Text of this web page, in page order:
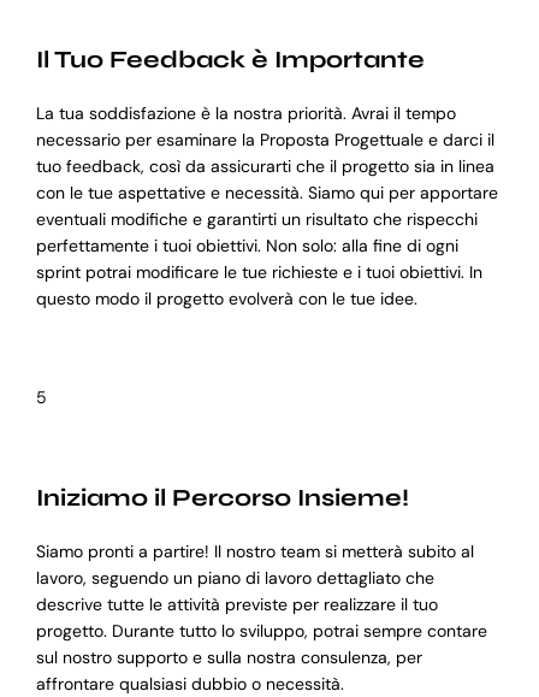
Il Tuo Feedback è Importante
La tua soddisfazione è la nostra priorità. Avrai il tempo
necessario per esaminare la Proposta Progettuale e darci il
tuo feedback, così da assicurarti che il progetto sia in linea
con le tue aspettative e necessità. Siamo qui per apportare
eventuali modifiche e garantirti un risultato che rispecchi
perfettamente i tuoi obiettivi. Non solo: alla fine di ogni
sprint potrai modificare le tue richieste e i tuoi obiettivi. In
questo modo il progetto evolverà con le tue idee.
5
Iniziamo il Percorso Insieme!
Siamo pronti a partire! Il nostro team si metterà subito al
lavoro, seguendo un piano di lavoro dettagliato che
descrive tutte le attività previste per realizzare il tuo
progetto. Durante tutto lo sviluppo, potrai sempre contare
sul nostro supporto e sulla nostra consulenza, per
affrontare qualsiasi dubbio o necessità.